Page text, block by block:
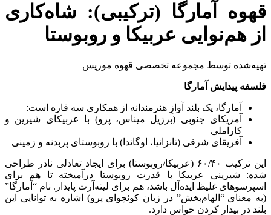
قهوه آمارگا (ترکیبی): شاه‌کاری
از هم‌نوایی عربیکا و روبوستا
تهیه‌شده توسط مجموعه تخصصی قهوه موریس
فلسفه پیدایش آمارگا
آمارگا، یک بلند آوازِ هنرمندانه از همکاری سه قاره است:
آمریکای جنوبی (برزیل میناس، پرو) با عربیکای شیرین و
کاراملی
آفریقای شرقی (تانزانیا، اوگاندا) با روبوستای پربدنه و زمینی
این ترکیب ۶۰/۴۰ (عربیکا/روبوستا) برای ایجاد تعادلی نادر طراحی
شده: شیرینی عربیکا با قدرت روبوستا درآمیخته تا هم برای
اسپرسوهای غلیظ ایده‌آل باشد، هم برای لیته‌آرت پایدار. نام “آمارگا”
(به معنای “الهام‌بخش” در زبان کوئچوای پرو) اشاره به توانایی این
بلند در بیدار کردن حواس دارد.